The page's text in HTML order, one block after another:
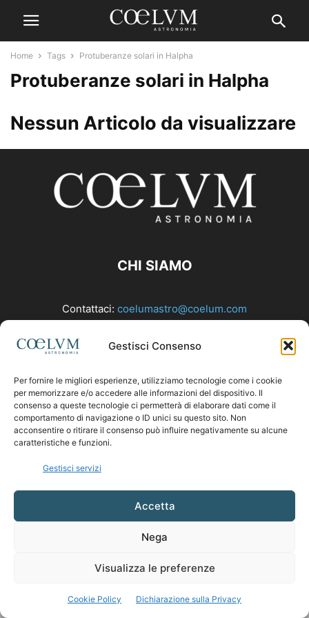
Gestisci Consenso
Per fornire le migliori esperienze, utilizziamo tecnologie come i cookie
per memorizzare e/o accedere alle informazioni del dispositivo. Il
consenso a queste tecnologie ci permetterà di elaborare dati come il
comportamento di navigazione o ID unici su questo sito. Non
acconsentire o ritirare il consenso può influire negativamente su alcune
caratteristiche e funzioni.
Gestisci servizi
Accetta
Nega
Visualizza le preferenze
Cookie Policy Dichiarazione sulla Privacy
Home Tags Protuberanze solari in Halpha
Protuberanze solari in Halpha
Nessun Articolo da visualizzare
CHI SIAMO
Contattaci: coelumastro@coelum.com
SEGUICI